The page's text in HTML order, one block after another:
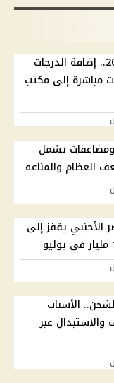
تظلمات الثانوية العامة 2026.. إضافة الدرجات
مباشرة إلى مكتب
د.. 7 أعراض ومضاعفات تشمل
العظام والمناعة
الأجنبي يقفز إلى
الأسباب
عبر